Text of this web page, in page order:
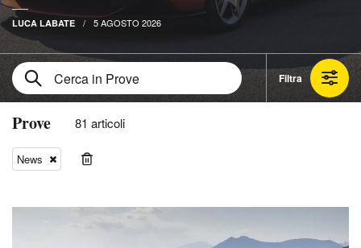
LUCA LABATE 5 AGOSTO 2026
Filtra
Prove 81 articoli
News